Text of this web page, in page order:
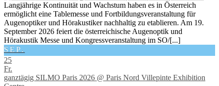
Langjährige Kontinuität und Wachstum haben es in Österreich
ermöglicht eine Tablemesse und Fortbildungsveranstaltung für
Augenoptiker und Hörakustiker nachhaltig zu etablieren. Am 19.
September 2026 feiert die österreichische Augenoptik und
Hörakustik Messe und Kongressveranstaltung im SO/[...]
SEP.
25
Fr.
ganztägig SILMO Paris 2026 @ Paris Nord Villepinte Exhibition